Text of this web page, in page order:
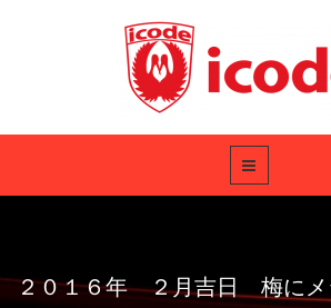
２０１６年 ２月吉日 梅にメ